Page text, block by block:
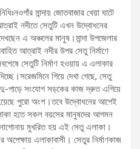
মান্দায় জোতবাজার খেয়া ঘাটে
নদীতে সেতুটি এখন উদ্বোধনের
এ অঞ্চলের মানুষ।মান্দা উপজেলার
আত্রাই নদীর উপর সেতু নির্মাণে
সেতুটি নির্মাণ হওয়ায় এ এলাকার
গিয়ে দেখা গেছে, সেতু
দু-পাড়ে সংযোগ সড়কের কাজ দ্রুত এগিয়ে
পুরো অংশ।তবে উদ্বোধনের আগেই
হতে সকল বয়সের মানুষদের আগমন
মুখরিত হয় এই সেতু এলাকা।
অপেক্ষায় এলাকাবাসী। সেতুর নির্মাণকাজ